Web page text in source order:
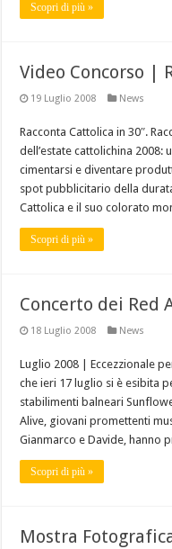
Scopri di più »
Video Concorso |
19 Luglio 2008 News
Racconta Cattolica in 30″.
dell’estate cattolichina
cimentarsi e diventare
spot pubblicitario della
Cattolica e il suo colorato
Scopri di più »
Concerto dei Red
18 Luglio 2008 News
Luglio 2008 | Eccezzionale
che ieri 17 luglio si è esibita
stabilimenti balneari
Alive, giovani promettenti
Gianmarco e Davide,
Scopri di più »
Mostra